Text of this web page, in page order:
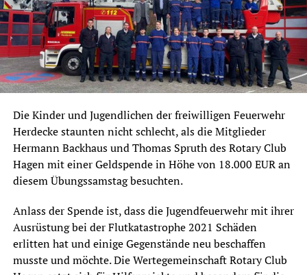
Die Kinder und Jugendlichen der freiwilligen Feuerwehr
Herdecke staunten nicht schlecht, als die Mitglieder
Hermann Backhaus und Thomas Spruth des Rotary Club
Hagen mit einer Geldspende in Höhe von 18.000 EUR an
diesem Übungssamstag besuchten.
Anlass der Spende ist, dass die Jugendfeuerwehr mit ihrer
Ausrüstung bei der Flutkatastrophe 2021 Schäden
erlitten hat und einige Gegenstände neu beschaffen
musste und möchte. Die Wertegemeinschaft Rotary Club